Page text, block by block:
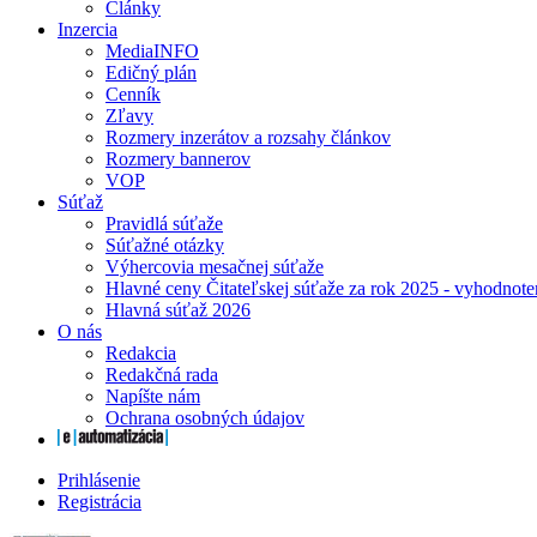
Články
Inzercia
MediaINFO
Edičný plán
Cenník
Zľavy
Rozmery inzerátov a rozsahy článkov
Rozmery bannerov
VOP
Súťaž
Pravidlá súťaže
Súťažné otázky
Výhercovia mesačnej súťaže
Hlavné ceny Čitateľskej súťaže za rok 2025 -
Hlavná súťaž 2026
O nás
Redakcia
Redakčná rada
Napíšte nám
Ochrana osobných údajov
Prihlásenie
Registrácia